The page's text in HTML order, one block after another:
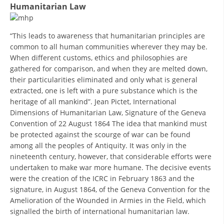
Humanitarian Law
“This leads to awareness that humanitarian principles are
common to all human communities wherever they may be.
When different customs, ethics and philosophies are
gathered for comparison, and when they are melted down,
their particularities eliminated and only what is general
extracted, one is left with a pure substance which is the
heritage of all mankind”. Jean Pictet, International
Dimensions of Humanitarian Law, Signature of the Geneva
Convention of 22 August 1864 The idea that mankind must
be protected against the scourge of war can be found
among all the peoples of Antiquity. It was only in the
nineteenth century, however, that considerable efforts were
undertaken to make war more humane. The decisive events
were the creation of the ICRC in February 1863 and the
signature, in August 1864, of the Geneva Convention for the
Amelioration of the Wounded in Armies in the Field, which
signalled the birth of international humanitarian law.